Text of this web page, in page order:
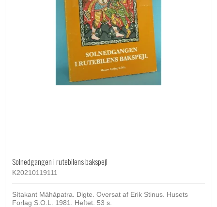
Solnedgangen i rutebilens bakspejl
K20210119111
Sítakant Máhápatra. Digte. Oversat af Erik Stinus. Husets
Forlag S.O.L. 1981. Heftet. 53 s.